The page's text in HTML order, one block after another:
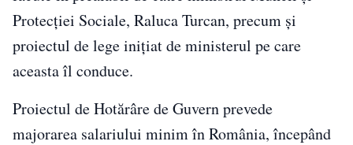
Protecţiei Sociale, Raluca Turcan, precum şi
proiectul de lege iniţiat de ministerul pe care
aceasta îl conduce.
Proiectul de Hotărâre de Guvern prevede
majorarea salariului minim în România, începând